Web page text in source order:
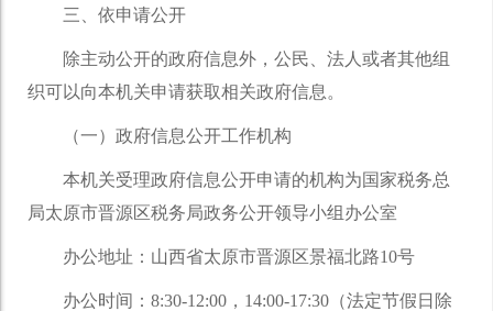
三、依申请公开
除主动公开的政府信息外，公民、法人或者其他组
织可以向本机关申请获取相关政府信息。
（一）政府信息公开工作机构
本机关受理政府信息公开申请的机构为国家税务总
局太原市晋源区税务局政务公开领导小组办公室
办公地址：山西省太原市晋源区景福北路10号
办公时间：8:30-12:00，14:00-17:30（法定节假日除